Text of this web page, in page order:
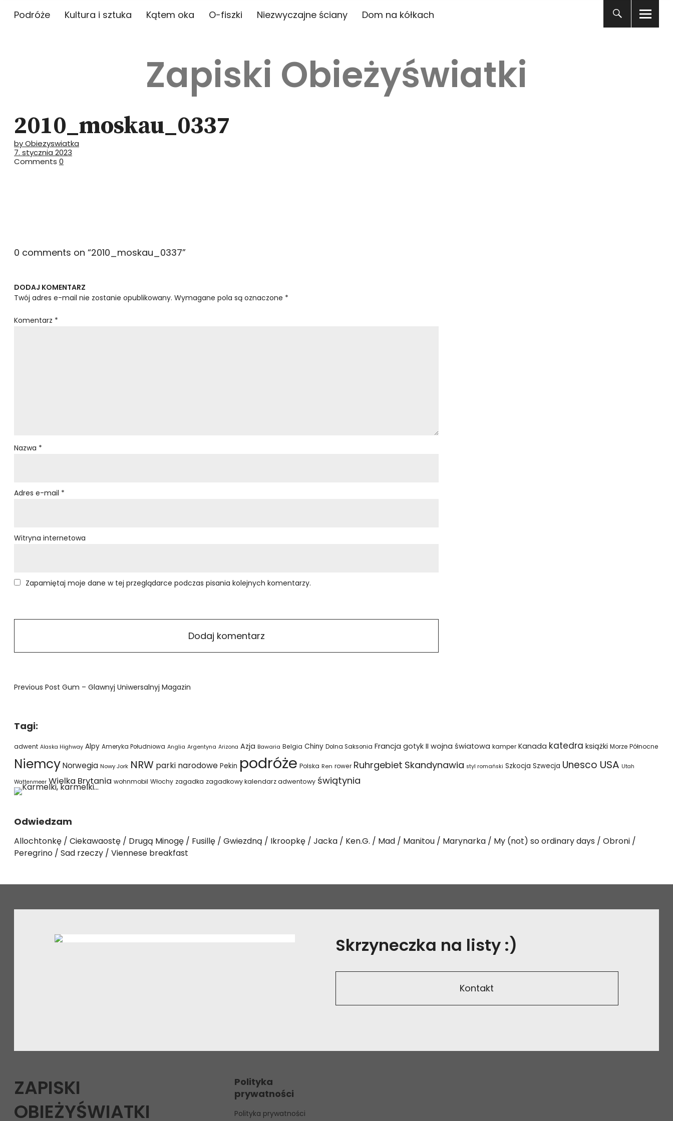
Podróże Kultura i sztuka Kątem oka O-fiszki Niezwyczajne ściany Dom na kółkach
Zapiski Obieżyświatki
2010_moskau_0337
by Obiezyswiatka
7. stycznia 2023
Comments 0
0 comments on “2010_moskau_0337”
DODAJ KOMENTARZ
Twój adres e-mail nie zostanie opublikowany. Wymagane pola są oznaczone *
Komentarz *
Nazwa *
Adres e-mail *
Witryna internetowa
Zapamiętaj moje dane w tej przeglądarce podczas pisania kolejnych komentarzy.
Previous Post Gum – Glawnyj Uniwersalnyj Magazin
Tagi:
adwent Alaska Highway Alpy Ameryka Południowa Anglia Argentyna Arizona Azja Bawaria Belgia Chiny Dolna Saksonia Francja gotyk II wojna światowa kamper Kanada katedra książki Morze Północne
NiemcyNorwegia Nowy Jork NRW parki narodowe Pekin podróże Polska Ren rower Ruhrgebiet Skandynawia styl romański Szkocja Szwecja Unesco USA Utah
Wattenmeer Wielka Brytania wohnmobil Włochy zagadka zagadkowy kalendarz adwentowy świątynia
Odwiedzam
Allochtonkę Ciekawaostę Drugą Minogę Fusillę Gwiezdną Ikroopkę Jacka Ken.G. Mad Manitou Marynarka My (not) so ordinary days
Obroni
Peregrino
Sad rzeczy Viennese breakfast
Skrzyneczka na listy :)
Kontakt
ZAPISKI
OBIEŻYŚWIATKI
Polityka
prywatności
Polityka prywatności